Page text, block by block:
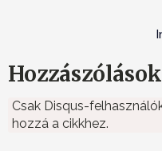
Csak Disqus-
hozzá a cikkhez.